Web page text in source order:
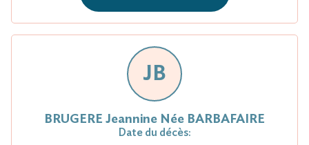
JB
BRUGERE Jean­nine Née BARBAFAIRE
Date du décès: